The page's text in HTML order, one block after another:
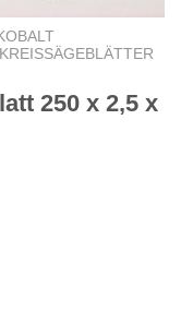
250 x 2,5 x